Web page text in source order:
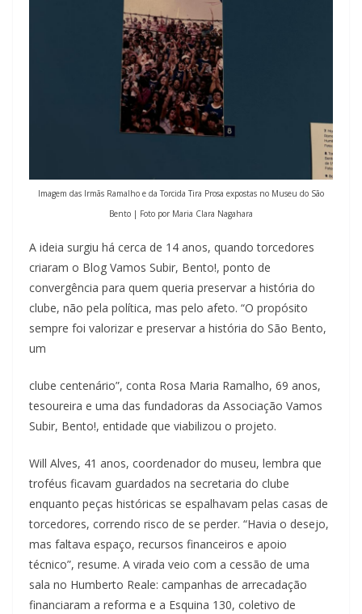
Imagem das Irmãs Ramalho e da Torcida Tira Prosa expostas no Museu do São
Bento | Foto por Maria Clara Nagahara
A ideia surgiu há cerca de 14 anos, quando torcedores
criaram o Blog Vamos Subir, Bento!, ponto de
convergência para quem queria preservar a história do
clube, não pela política, mas pelo afeto. “O propósito
sempre foi valorizar e preservar a história do São Bento,
um
clube centenário”, conta Rosa Maria Ramalho, 69 anos,
tesoureira e uma das fundadoras da Associação Vamos
Subir, Bento!, entidade que viabilizou o projeto.
Will Alves, 41 anos, coordenador do museu, lembra que
troféus ficavam guardados na secretaria do clube
enquanto peças históricas se espalhavam pelas casas de
torcedores, correndo risco de se perder. “Havia o desejo,
mas faltava espaço, recursos financeiros e apoio
técnico”, resume. A virada veio com a cessão de uma
sala no Humberto Reale: campanhas de arrecadação
financiaram a reforma e a Esquina 130, coletivo de